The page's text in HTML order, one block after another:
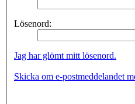
Lösenord:
Jag har glömt mitt lösenord.
Skicka om e-postmeddelandet